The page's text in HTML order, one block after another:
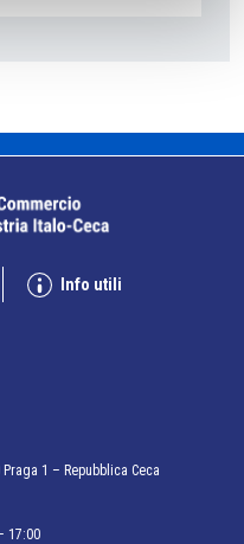
Info utili
1 – Repubblica Ceca
17:00